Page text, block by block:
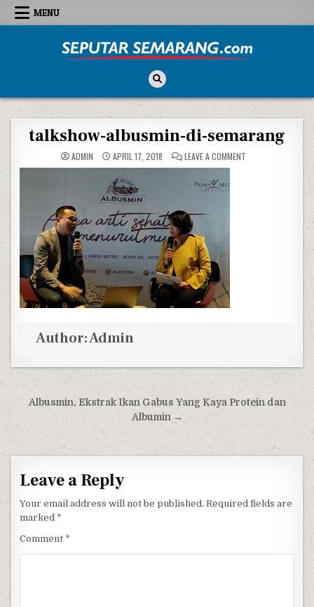
Skip to content
MENU
talkshow-albusmin-di-semarang
ADMIN APRIL 17, 2018 LEAVE A COMMENT
Author:Admin
Post navigation
Albusmin, Ekstrak Ikan Gabus Yang Kaya Protein dan
Albumin →
Leave a Reply
Your email address will not be published. Required fields are
marked *
Comment *